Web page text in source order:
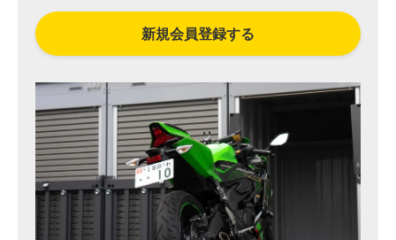
新規会員登録する